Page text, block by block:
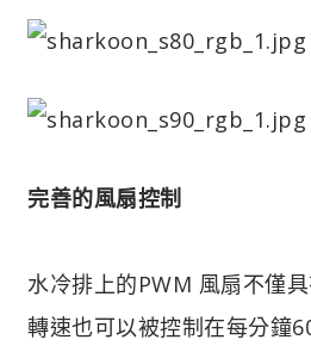
完善的風扇控制
水冷排上的PWM 風扇不僅
轉速也可以被控制在每分鐘